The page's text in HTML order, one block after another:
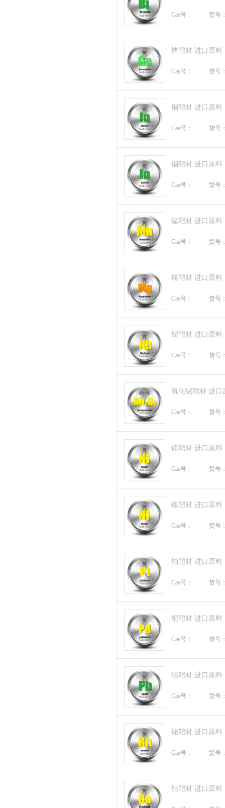
Cas号： 货号
锗靶材 进口原料
Cas号： 货号
铟靶材 进口原料
Cas号： 货号
铟靶材 进口原料
Cas号： 货号
锰靶材 进口原料
Cas号： 货号
镁靶材 进口原料
Cas号： 货号
铌靶材 进口原料
Cas号： 货号
氧化铌靶材 进口
Cas号： 货号
镍靶材 进口原料
Cas号： 货号
镍靶材 进口原料
Cas号： 货号
铂靶材 进口原料
Cas号： 货号
钯靶材 进口原料
Cas号： 货号
铅靶材 进口原料
Cas号： 货号
铑靶材 进口原料
Cas号： 货号
钴靶材 进口原料